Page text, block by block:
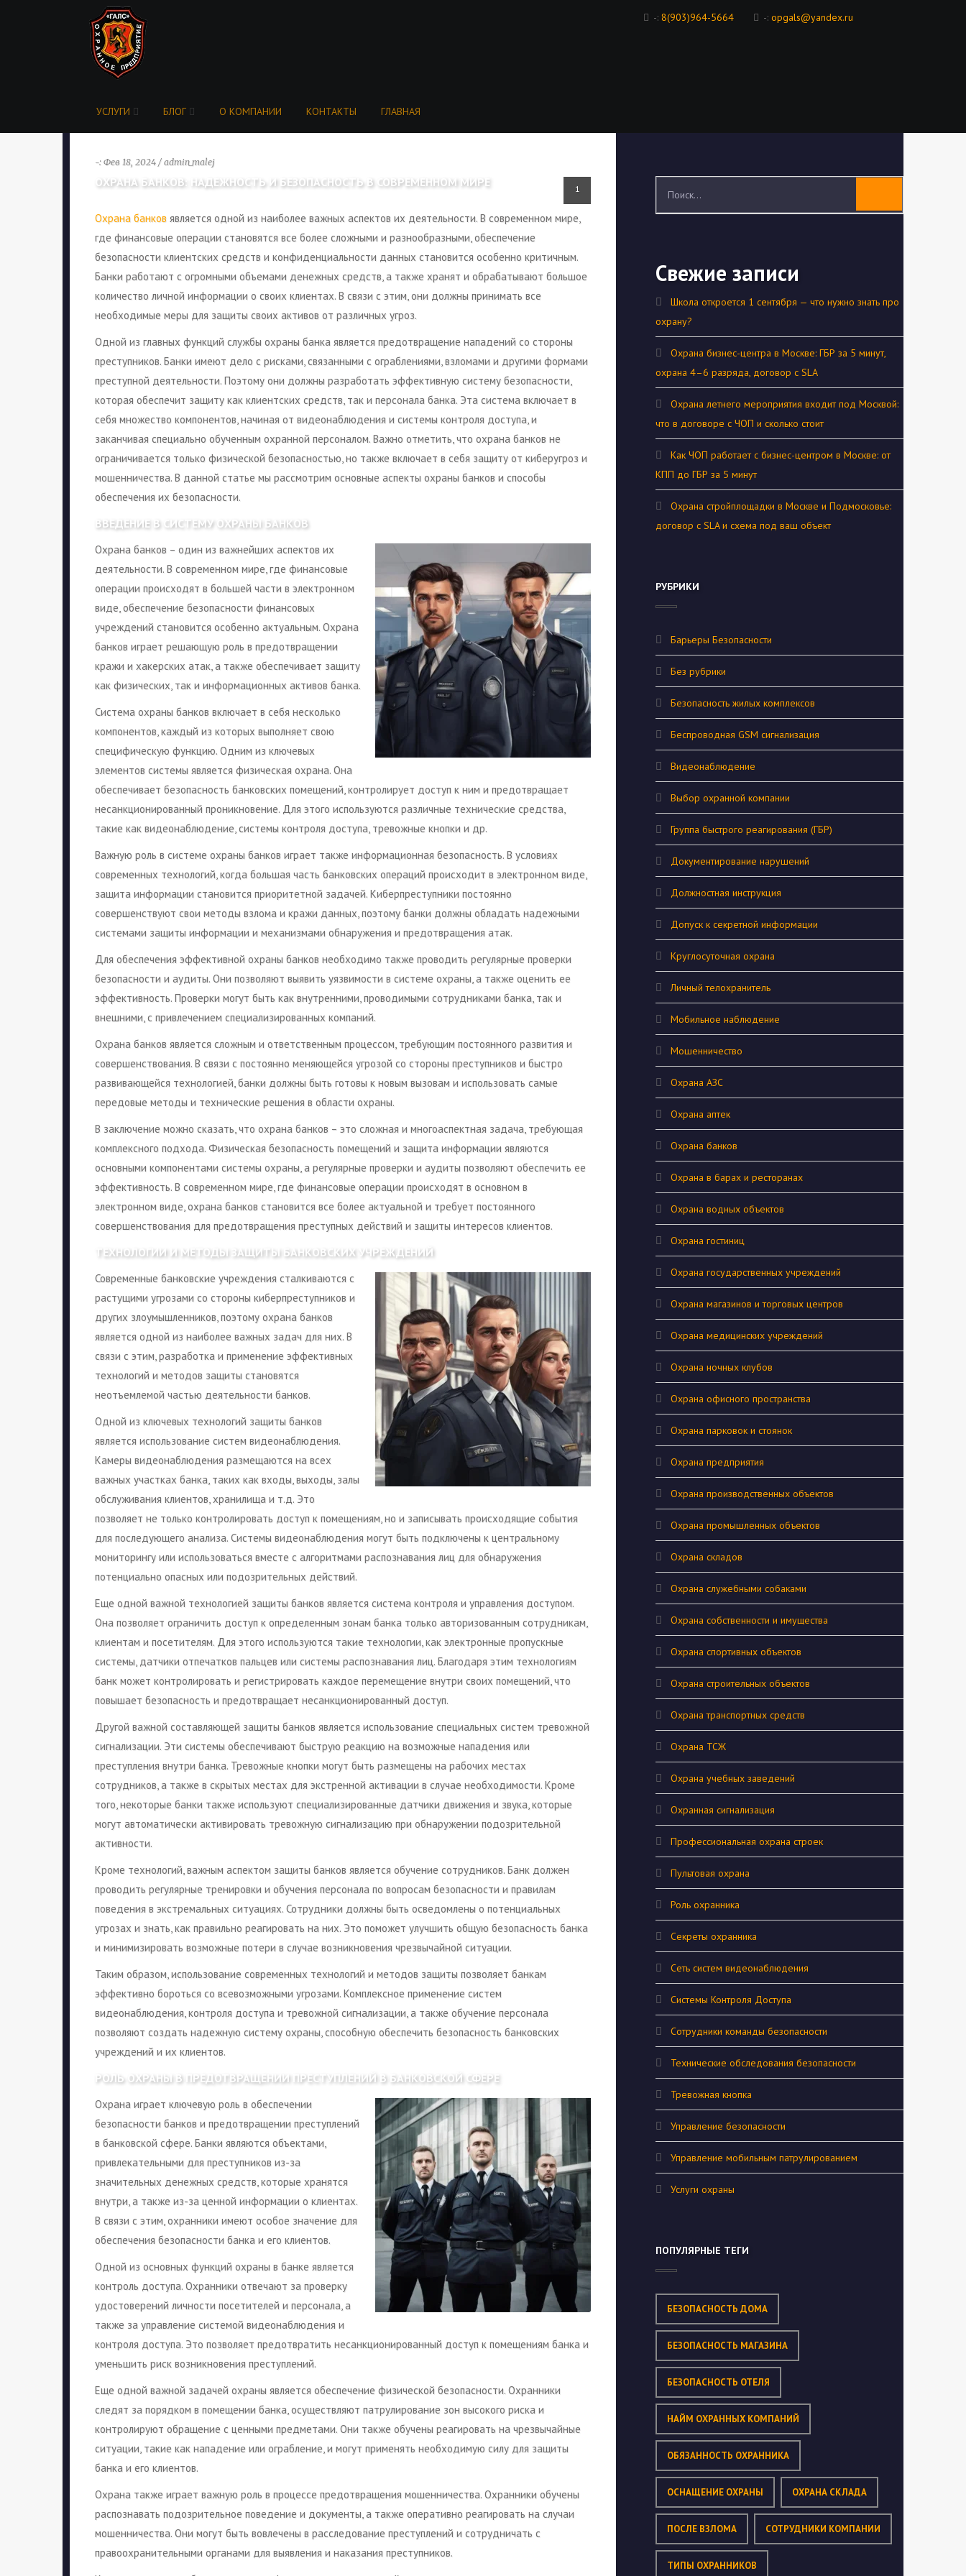
-: 8(903)964-5664 -: opgals@yandex.ru
УСЛУГИ БЛОГ О КОМПАНИИ КОНТАКТЫ ГЛАВНАЯ
-: Фев 18, 2024 / admin_malej
ОХРАНА БАНКОВ: НАДЕЖНОСТЬ И БЕЗОПАСНОСТЬ В СОВРЕМЕННОМ МИРЕ 1
Охрана банков является одной из наиболее важных аспектов их деятельности. В современном мире,
где финансовые операции становятся все более сложными и разнообразными, обеспечение
безопасности клиентских средств и конфиденциальности данных становится особенно критичным.
Банки работают с огромными объемами денежных средств, а также хранят и обрабатывают большое
количество личной информации о своих клиентах. В связи с этим, они должны принимать все
необходимые меры для защиты своих активов от различных угроз.
Одной из главных функций службы охраны банка является предотвращение нападений со стороны
преступников. Банки имеют дело с рисками, связанными с ограблениями, взломами и другими формами
преступной деятельности. Поэтому они должны разработать эффективную систему безопасности,
которая обеспечит защиту как клиентских средств, так и персонала банка. Эта система включает в
себя множество компонентов, начиная от видеонаблюдения и системы контроля доступа, и
заканчивая специально обученным охранной персоналом. Важно отметить, что охрана банков не
ограничивается только физической безопасностью, но также включает в себя защиту от киберугроз и
мошенничества. В данной статье мы рассмотрим основные аспекты охраны банков и способы
обеспечения их безопасности.
ВВЕДЕНИЕ В СИСТЕМУ ОХРАНЫ БАНКОВ
Охрана банков – один из важнейших аспектов их
деятельности. В современном мире, где финансовые
операции происходят в большей части в электронном
виде, обеспечение безопасности финансовых
учреждений становится особенно актуальным. Охрана
банков играет решающую роль в предотвращении
кражи и хакерских атак, а также обеспечивает защиту
как физических, так и информационных активов банка.
Система охраны банков включает в себя несколько
компонентов, каждый из которых выполняет свою
специфическую функцию. Одним из ключевых
элементов системы является физическая охрана. Она
обеспечивает безопасность банковских помещений, контролирует доступ к ним и предотвращает
несанкционированный проникновение. Для этого используются различные технические средства,
такие как видеонаблюдение, системы контроля доступа, тревожные кнопки и др.
Важную роль в системе охраны банков играет также информационная безопасность. В условиях
современных технологий, когда большая часть банковских операций происходит в электронном виде,
защита информации становится приоритетной задачей. Киберпреступники постоянно
совершенствуют свои методы взлома и кражи данных, поэтому банки должны обладать надежными
системами защиты информации и механизмами обнаружения и предотвращения атак.
Для обеспечения эффективной охраны банков необходимо также проводить регулярные проверки
безопасности и аудиты. Они позволяют выявить уязвимости в системе охраны, а также оценить ее
эффективность. Проверки могут быть как внутренними, проводимыми сотрудниками банка, так и
внешними, с привлечением специализированных компаний.
Охрана банков является сложным и ответственным процессом, требующим постоянного развития и
совершенствования. В связи с постоянно меняющейся угрозой со стороны преступников и быстро
развивающейся технологией, банки должны быть готовы к новым вызовам и использовать самые
передовые методы и технические решения в области охраны.
В заключение можно сказать, что охрана банков – это сложная и многоаспектная задача, требующая
комплексного подхода. Физическая безопасность помещений и защита информации являются
основными компонентами системы охраны, а регулярные проверки и аудиты позволяют обеспечить ее
эффективность. В современном мире, где финансовые операции происходят в основном в
электронном виде, охрана банков становится все более актуальной и требует постоянного
совершенствования для предотвращения преступных действий и защиты интересов клиентов.
ТЕХНОЛОГИИ И МЕТОДЫ ЗАЩИТЫ БАНКОВСКИХ УЧРЕЖДЕНИЙ
Современные банковские учреждения сталкиваются с
растущими угрозами со стороны киберпреступников и
других злоумышленников, поэтому охрана банков
является одной из наиболее важных задач для них. В
связи с этим, разработка и применение эффективных
технологий и методов защиты становятся
неотъемлемой частью деятельности банков.
Одной из ключевых технологий защиты банков
является использование систем видеонаблюдения.
Камеры видеонаблюдения размещаются на всех
важных участках банка, таких как входы, выходы, залы
обслуживания клиентов, хранилища и т.д. Это
позволяет не только контролировать доступ к помещениям, но и записывать происходящие события
для последующего анализа. Системы видеонаблюдения могут быть подключены к центральному
мониторингу или использоваться вместе с алгоритмами распознавания лиц для обнаружения
потенциально опасных или подозрительных действий.
Еще одной важной технологией защиты банков является система контроля и управления доступом.
Она позволяет ограничить доступ к определенным зонам банка только авторизованным сотрудникам,
клиентам и посетителям. Для этого используются такие технологии, как электронные пропускные
системы, датчики отпечатков пальцев или системы распознавания лиц. Благодаря этим технологиям
банк может контролировать и регистрировать каждое перемещение внутри своих помещений, что
повышает безопасность и предотвращает несанкционированный доступ.
Другой важной составляющей защиты банков является использование специальных систем тревожной
сигнализации. Эти системы обеспечивают быструю реакцию на возможные нападения или
преступления внутри банка. Тревожные кнопки могут быть размещены на рабочих местах
сотрудников, а также в скрытых местах для экстренной активации в случае необходимости. Кроме
того, некоторые банки также используют специализированные датчики движения и звука, которые
могут автоматически активировать тревожную сигнализацию при обнаружении подозрительной
активности.
Кроме технологий, важным аспектом защиты банков является обучение сотрудников. Банк должен
проводить регулярные тренировки и обучения персонала по вопросам безопасности и правилам
поведения в экстремальных ситуациях. Сотрудники должны быть осведомлены о потенциальных
угрозах и знать, как правильно реагировать на них. Это поможет улучшить общую безопасность банка
и минимизировать возможные потери в случае возникновения чрезвычайной ситуации.
Таким образом, использование современных технологий и методов защиты позволяет банкам
эффективно бороться со всевозможными угрозами. Комплексное применение систем
видеонаблюдения, контроля доступа и тревожной сигнализации, а также обучение персонала
позволяют создать надежную систему охраны, способную обеспечить безопасность банковских
учреждений и их клиентов.
РОЛЬ ОХРАНЫ В ПРЕДОТВРАЩЕНИИ ПРЕСТУПЛЕНИЙ В БАНКОВСКОЙ СФЕРЕ
Охрана играет ключевую роль в обеспечении
безопасности банков и предотвращении преступлений
в банковской сфере. Банки являются объектами,
привлекательными для преступников из-за
значительных денежных средств, которые хранятся
внутри, а также из-за ценной информации о клиентах.
В связи с этим, охранники имеют особое значение для
обеспечения безопасности банка и его клиентов.
Одной из основных функций охраны в банке является
контроль доступа. Охранники отвечают за проверку
удостоверений личности посетителей и персонала, а
также за управление системой видеонаблюдения и
контроля доступа. Это позволяет предотвратить несанкционированный доступ к помещениям банка и
уменьшить риск возникновения преступлений.
Еще одной важной задачей охраны является обеспечение физической безопасности. Охранники
следят за порядком в помещении банка, осуществляют патрулирование зон высокого риска и
контролируют обращение с ценными предметами. Они также обучены реагировать на чрезвычайные
ситуации, такие как нападение или ограбление, и могут применять необходимую силу для защиты
банка и его клиентов.
Охрана также играет важную роль в процессе предотвращения мошенничества. Охранники обучены
распознавать подозрительное поведение и документы, а также оперативно реагировать на случаи
мошенничества. Они могут быть вовлечены в расследование преступлений и сотрудничать с
правоохранительными органами для выявления и наказания преступников.
Свежие записи
Школа откроется 1 сентября — что нужно знать про
охрану?
Охрана бизнес-центра в Москве: ГБР за 5 минут,
охрана 4–6 разряда, договор с SLA
Охрана летнего мероприятия входит под Москвой:
что в договоре с ЧОП и сколько стоит
Как ЧОП работает с бизнес-центром в Москве: от
КПП до ГБР за 5 минут
Охрана стройплощадки в Москве и Подмосковье:
договор с SLA и схема под ваш объект
РУБРИКИ
Барьеры Безопасности
Без рубрики
Безопасность жилых комплексов
Беспроводная GSM сигнализация
Видеонаблюдение
Выбор охранной компании
Группа быстрого реагирования (ГБР)
Документирование нарушений
Должностная инструкция
Допуск к секретной информации
Круглосуточная охрана
Личный телохранитель
Мобильное наблюдение
Мошенничество
Охрана АЗС
Охрана аптек
Охрана банков
Охрана в барах и ресторанах
Охрана водных объектов
Охрана гостиниц
Охрана государственных учреждений
Охрана магазинов и торговых центров
Охрана медицинских учреждений
Охрана ночных клубов
Охрана офисного пространства
Охрана парковок и стоянок
Охрана предприятия
Охрана производственных объектов
Охрана промышленных объектов
Охрана складов
Охрана служебными собаками
Охрана собственности и имущества
Охрана спортивных объектов
Охрана строительных объектов
Охрана транспортных средств
Охрана ТСЖ
Охрана учебных заведений
Охранная сигнализация
Профессиональная охрана строек
Пультовая охрана
Роль охранника
Секреты охранника
Сеть систем видеонаблюдения
Системы Контроля Доступа
Сотрудники команды безопасности
Технические обследования безопасности
Тревожная кнопка
Управление безопасности
Управление мобильным патрулированием
Услуги охраны
ПОПУЛЯРНЫЕ ТЕГИ
БЕЗОПАСНОСТЬ ДОМА
БЕЗОПАСНОСТЬ МАГАЗИНА
БЕЗОПАСНОСТЬ ОТЕЛЯ
НАЙМ ОХРАННЫХ КОМПАНИЙ
ОБЯЗАННОСТЬ ОХРАННИКА
ОСНАЩЕНИЕ ОХРАНЫ ОХРАНА СКЛАДА
ПОСЛЕ ВЗЛОМА СОТРУДНИКИ КОМПАНИИ
ТИПЫ ОХРАННИКОВ